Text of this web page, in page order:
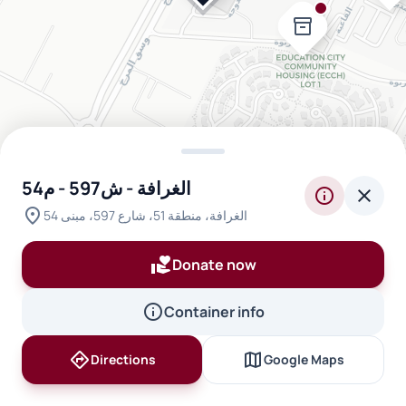
inventory_2
الغرافة - ش597 - م54
location_on الغرافة، منطقة 51، شارع 597، مبنى 54
info close
volunteer_activismDonate now
infoContainer info
directionsDirections mapGoogle Maps